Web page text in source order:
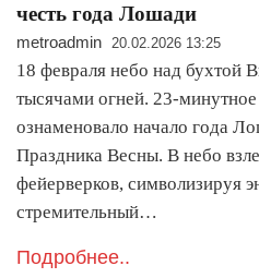
честь года Лошади
metroadmin 20.02.2026 13:25
18 февраля небо над бухтой
тысячами огней. 23-
ознаменовало начало года
Праздника Весны. В небо
фейерверков, символизируя
стремительный…
Подробнее..